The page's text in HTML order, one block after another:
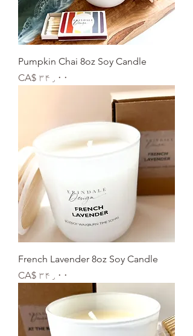
Pumpkin Chai 8oz Soy Candle
Price
CA$ ۳۴٫۰۰
French Lavender 8oz Soy Candle
Price
CA$ ۳۴٫۰۰